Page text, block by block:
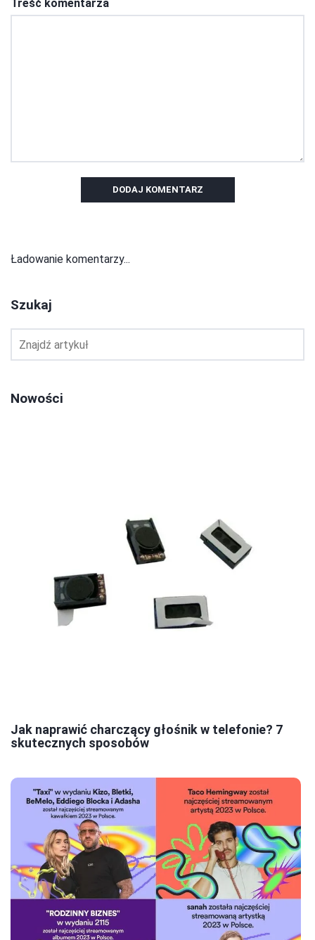
Treść komentarza
DODAJ KOMENTARZ
Ładowanie komentarzy...
Szukaj
Nowości
Jak naprawić charczący głośnik w telefonie? 7
skutecznych sposobów